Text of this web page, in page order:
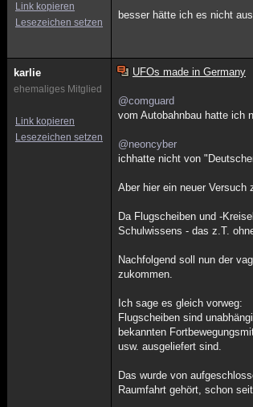
Link kopieren
Lesezeichen setzen
besser hätte ich es nicht
karlie
ehemaliges Mitglied
Link kopieren
Lesezeichen setzen
UFOs made in Germany
@comguard
vom Autobahnbau hatte ich
@neoncyber
ichhatte nicht von
Aber hier ein neuer Versuch
Da Flugscheiben und -
Schulwissens - das z.T.
Nachfolgend soll nun der
zukommen.
Ich sage es gleich vorweg:
Flugscheiben sind
bekannten
usw. ausgeliefert sind.
Das wurde von
Raumfahrt gehört, schon